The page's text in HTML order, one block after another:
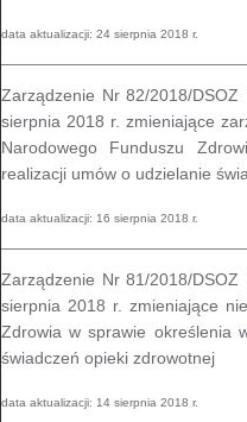
data aktualizacji: 24 sierpnia 2018 r.
Zarządzenie Nr 82/2018/
sierpnia 2018 r. zmieniające
Narodowego Funduszu
realizacji umów o udzielanie
data aktualizacji: 16 sierpnia 2018 r.
Zarządzenie Nr 81/2018/
sierpnia 2018 r. zmieniające
Zdrowia w sprawie określenia
świadczeń opieki zdrowotnej
data aktualizacji: 14 sierpnia 2018 r.